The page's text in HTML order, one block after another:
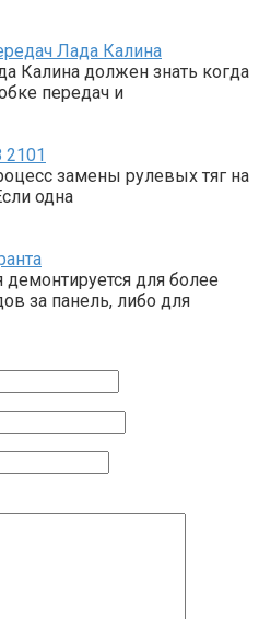
Лада Калина
Калина должен знать когда
передач и
2101
замены рулевых тяг на
одна
для более
за панель, либо для